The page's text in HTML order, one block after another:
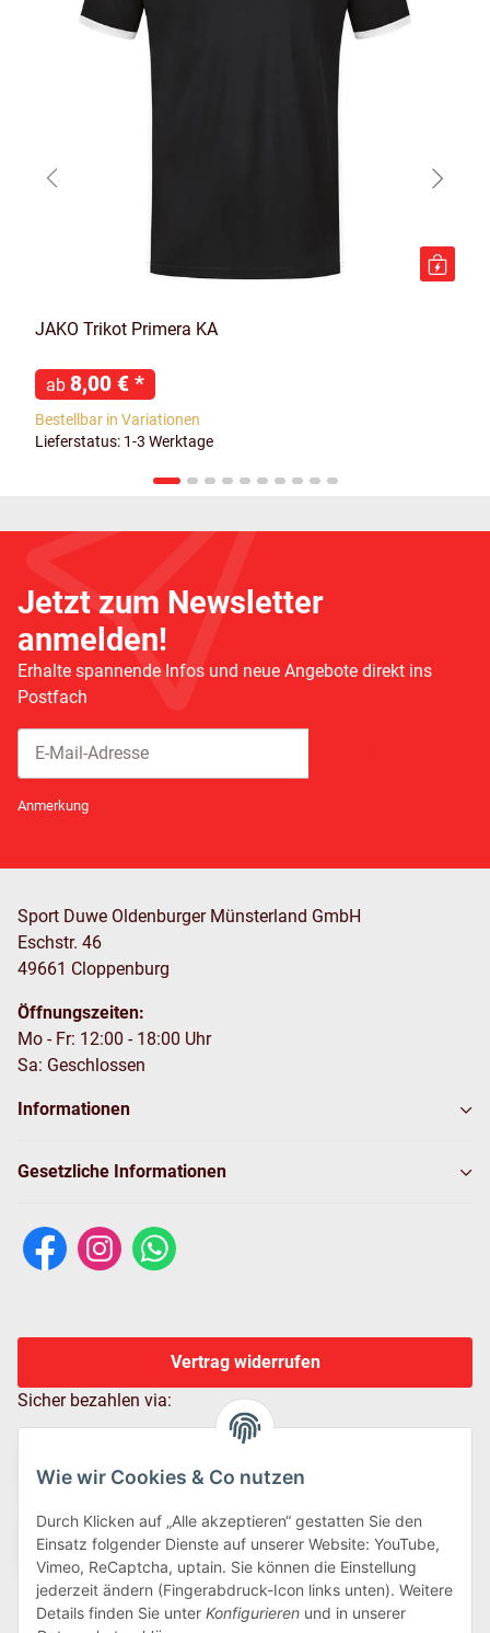
Wie wir Cookies & Co nutzen
Durch Klicken auf „Alle akzeptieren“ gestatten Sie den
Einsatz folgender Dienste auf unserer Website: YouTube,
Vimeo, ReCaptcha, uptain. Sie können die Einstellung
jederzeit ändern (Fingerabdruck-Icon links unten). Weitere
Details finden Sie unter Konfigurieren und in unserer
JAKO Trikot Primera KA
ab 8,00 € *
Bestellbar in Variationen
Lieferstatus: 1-3 Werktage
Jetzt zum Newsletter
anmelden!
Erhalte spannende Infos und neue Angebote direkt ins
Postfach
Anmerkung
Sport Duwe Oldenburger Münsterland GmbH
Eschstr. 46
49661 Cloppenburg
Öffnungszeiten:
Mo - Fr: 12:00 - 18:00 Uhr
Sa: Geschlossen
Informationen
Gesetzliche Informationen
Vertrag widerrufen
Sicher bezahlen via:
Wir versenden via: